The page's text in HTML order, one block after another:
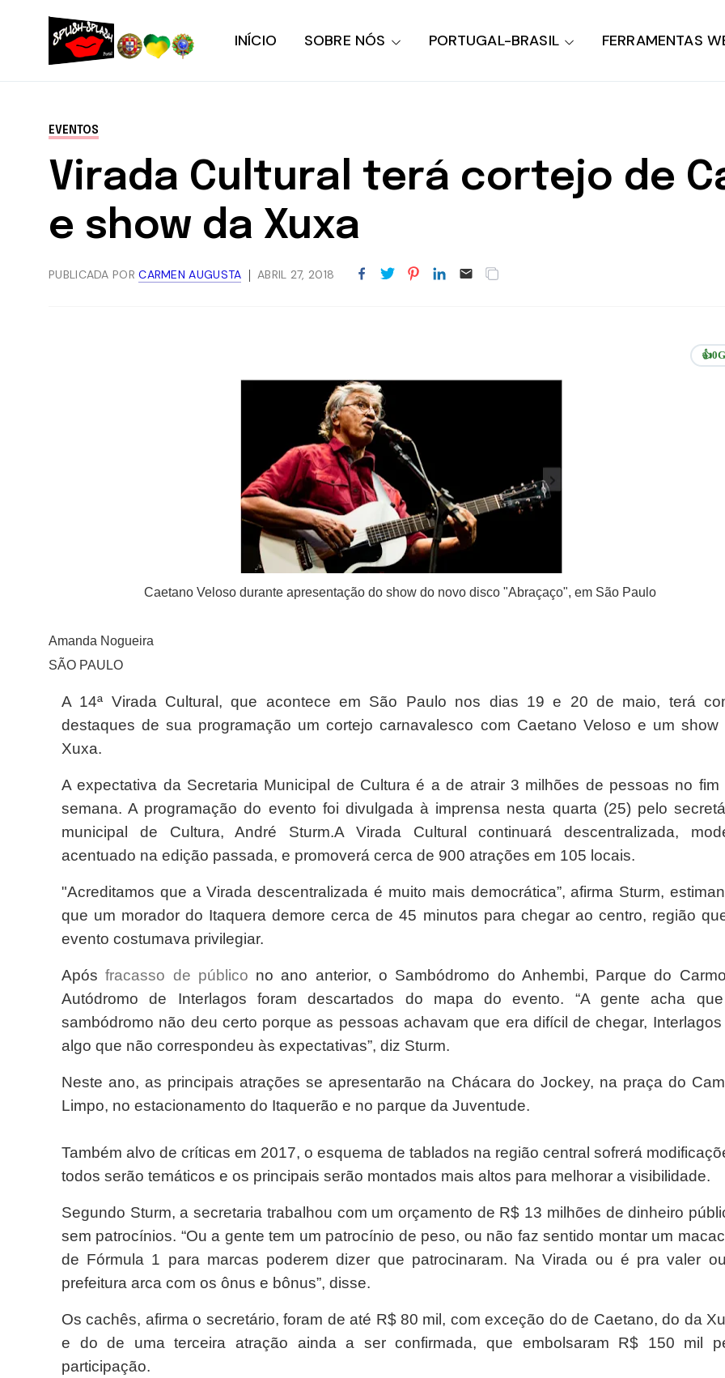
INÍCIO SOBRE NÓS PORTUGAL-BRASIL FERRAMENTAS
EVENTOS
Virada Cultural terá cortejo de
e show da Xuxa
PUBLICADA PORCARMEN AUGUSTA ABRIL 27, 2018
👍0
Caetano Veloso durante apresentação do show do novo disco "Abraçaço", em São Paulo
Amanda Nogueira
SÃO PAULO
A 14ª Virada Cultural, que acontece em São Paulo nos dias 19 e 20 de maio, terá
destaques de sua programação um cortejo carnavalesco com Caetano Veloso e um show
Xuxa.
A expectativa da Secretaria Municipal de Cultura é a de atrair 3 milhões de pessoas no fim
semana. A programação do evento foi divulgada à imprensa nesta quarta (25) pelo
municipal de Cultura, André Sturm.A Virada Cultural continuará descentralizada,
acentuado na edição passada, e promoverá cerca de 900 atrações em 105 locais.
"Acreditamos que a Virada descentralizada é muito mais democrática”, afirma Sturm,
que um morador do Itaquera demore cerca de 45 minutos para chegar ao centro, região
evento costumava privilegiar.
Apósfracasso de público no ano anterior, o Sambódromo do Anhembi, Parque do
Autódromo de Interlagos foram descartados do mapa do evento. “A gente acha
sambódromo não deu certo porque as pessoas achavam que era difícil de chegar, Interlagos
algo que não correspondeu às expectativas”, diz Sturm.
Neste ano, as principais atrações se apresentarão na Chácara do Jockey, na praça do
Limpo, no estacionamento do Itaquerão e no parque da Juventude.
Também alvo de críticas em 2017, o esquema de tablados na região central sofrerá
todos serão temáticos e os principais serão montados mais altos para melhorar a visibilidade.
Segundo Sturm, a secretaria trabalhou com um orçamento de R$ 13 milhões de dinheiro
sem patrocínios. “Ou a gente tem um patrocínio de peso, ou não faz sentido montar um
de Fórmula 1 para marcas poderem dizer que patrocinaram. Na Virada ou é pra valer
prefeitura arca com os ônus e bônus”, disse.
Os cachês, afirma o secretário, foram de até R$ 80 mil, com exceção do de Caetano, do da
e do de uma terceira atração ainda a ser confirmada, que embolsaram R$ 150 mil
participação.